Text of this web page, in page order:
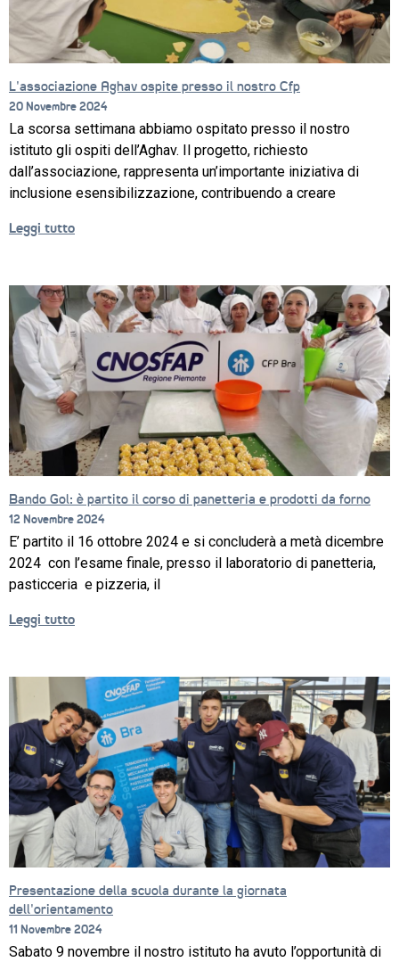
L’associazione Aghav ospite presso il nostro Cfp
20 Novembre 2024
La scorsa settimana abbiamo ospitato presso il nostro
istituto gli ospiti dell’Aghav. Il progetto, richiesto
dall’associazione, rappresenta un’importante iniziativa di
inclusione esensibilizzazione, contribuendo a creare
Leggi tutto
Bando Gol: è partito il corso di panetteria e prodotti da forno
12 Novembre 2024
E’ partito il 16 ottobre 2024 e si concluderà a metà dicembre
2024 con l’esame finale, presso il laboratorio di panetteria,
pasticceria e pizzeria, il
Leggi tutto
Presentazione della scuola durante la giornata
dell’orientamento
11 Novembre 2024
Sabato 9 novembre il nostro istituto ha avuto l’opportunità di